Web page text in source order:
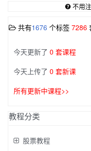
不用
共有1676 个标签 7286
今天更新了 0 套课程
今天上传了 0 套新课
所有更新中课程>>
教程分类
股票教程